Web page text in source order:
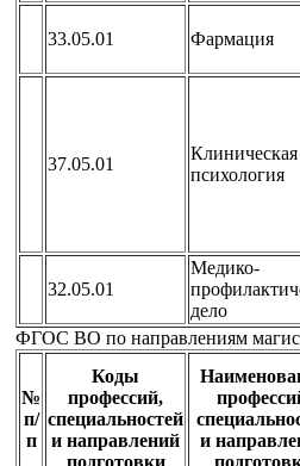
33.05.01 Фармация
37.05.01
Клиническая
психология
32.05.01
Медико-
дело
ФГОС ВО по направлениям
№
п/
п
Коды
профессий,
специальностей
и направлений
подготовки
и